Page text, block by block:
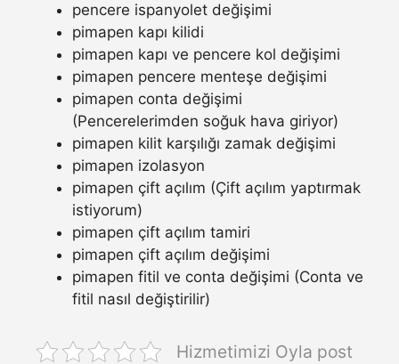
pencere ispanyolet değişimi
pimapen kapı kilidi
pimapen kapı ve pencere kol değişimi
pimapen pencere menteşe değişimi
pimapen conta değişimi
(Pencerelerimden soğuk hava giriyor)
pimapen kilit karşılığı zamak değişimi
pimapen izolasyon
pimapen çift açılım (Çift açılım yaptırmak
istiyorum)
pimapen çift açılım tamiri
pimapen çift açılım değişimi
pimapen fitil ve conta değişimi (Conta ve
fitil nasıl değiştirilir)
Hizmetimizi Oyla post